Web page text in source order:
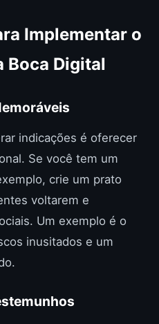
Implementar o
Boca Digital
indicações é oferecer
Se você tem um
crie um prato
voltarem e
Um exemplo é o
inusitados e um